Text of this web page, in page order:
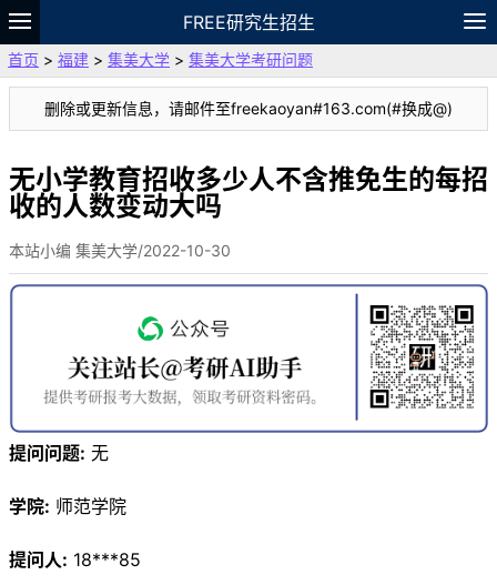
FREE研究生招生
题库
故事 专题 APP 笔记
VIP
资料
首页 > 福建 > 集美大学 > 集美大学考研问题
删除或更新信息，请邮件至freekaoyan#163.com(#换成@)
无小学教育招收多少人不含推免生的每招
收的人数变动大吗
本站小编 集美大学/2022-10-30
提问问题: 无
学院: 师范学院
提问人: 18***85